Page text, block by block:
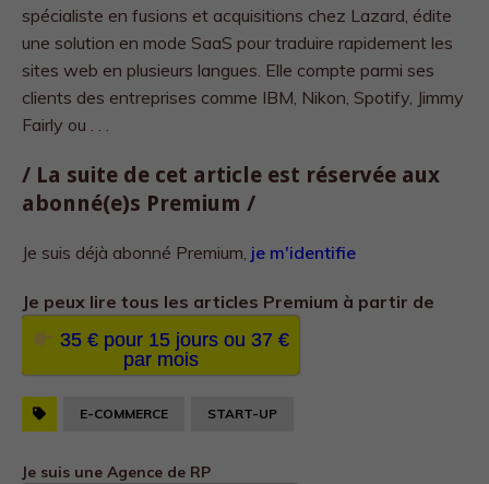
spécialiste en fusions et acquisitions chez Lazard, édite
une solution en mode SaaS pour traduire rapidement les
sites web en plusieurs langues. Elle compte parmi ses
clients des entreprises comme IBM, Nikon, Spotify, Jimmy
Fairly ou . . .
/ La suite de cet article est réservée aux
abonné(e)s Premium /
Je suis déjà abonné Premium, je m'identifie
Je peux lire tous les articles Premium à partir de
35 € pour 15 jours ou 37 €
par mois
E-COMMERCE START-UP
Je suis une Agence de RP